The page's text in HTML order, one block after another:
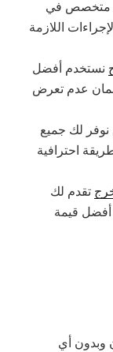
متخصص في
اللازمة
نستخدم أفضل
عدم تعرض
لك جميع
احترافية
تقدم لك
أفضل قيمة
وبدون أي